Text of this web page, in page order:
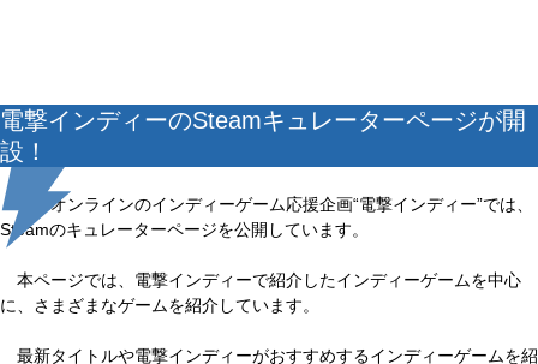
電撃インディーのSteamキュレーターページが開
設！
電撃オンラインのインディーゲーム応援企画“電撃インディー”では、
Steamのキュレーターページを公開しています。
本ページでは、電撃インディーで紹介したインディーゲームを中心
に、さまざまなゲームを紹介しています。
最新タイトルや電撃インディーがおすすめするインディーゲームを紹